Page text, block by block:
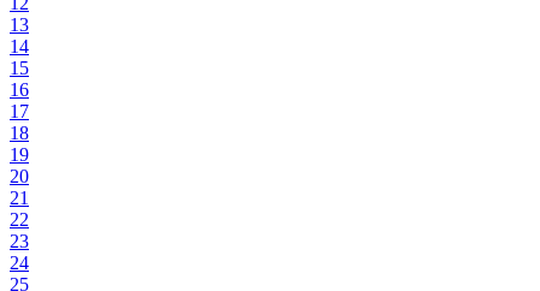
13
14
15
16
17
18
19
20
21
22
23
24
25